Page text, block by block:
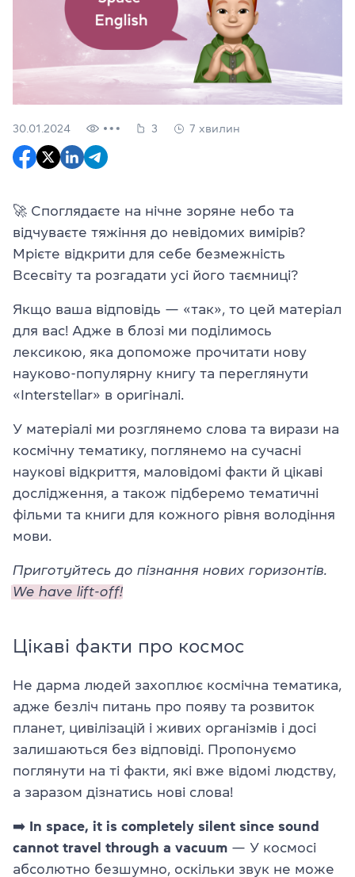
30.01.2024 3 7 хвилин
🚀 Споглядаєте на нічне зоряне небо та
відчуваєте тяжіння до невідомих вимірів?
Мрієте відкрити для себе безмежність
Всесвіту та розгадати усі його таємниці?
Якщо ваша відповідь — «так», то цей матеріал
для вас! Адже в блозі ми поділимось
лексикою, яка допоможе прочитати нову
науково-популярну книгу та переглянути
«Interstellar» в оригіналі.
У матеріалі ми розглянемо слова та вирази на
космічну тематику, поглянемо на сучасні
наукові відкриття, маловідомі факти й цікаві
дослідження, а також підберемо тематичні
фільми та книги для кожного рівня володіння
мови.
Приготуйтесь до пізнання нових горизонтів.
We have lift-off!
Цікаві факти про космос
Не дарма людей захоплює космічна тематика,
адже безліч питань про появу та розвиток
планет, цивілізацій і живих організмів і досі
залишаються без відповіді. Пропонуємо
поглянути на ті факти, які вже відомі людству,
а заразом дізнатись нові слова!
➡️ In space, it is completely silent since sound
cannot travel through a vacuum — У космосі
абсолютно безшумно, оскільки звук не може